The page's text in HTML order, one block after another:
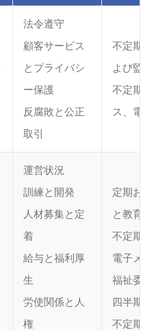
法令遵守
顧客サービス
とプライバシ
ー保護
反腐敗と公正
取引
不定期
よび監
不定期
ス、電
運営状況
訓練と開発
人材募集と定
着
給与と福利厚
生
労使関係と人
権
定期お
と教育
不定期
電子メ
福祉委
四半期
不定期